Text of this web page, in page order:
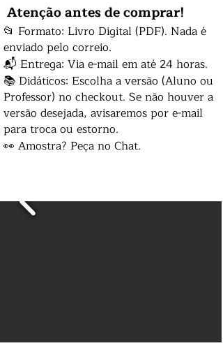
Atenção antes de comprar!
📂 Formato: Livro Digital (PDF). Nada é
enviado pelo correio.
📬 Entrega: Via e-mail em até 24 horas.
📚 Didáticos: Escolha a versão (Aluno ou
Professor) no checkout. Se não houver a
versão desejada, avisaremos por e-mail
para troca ou estorno.
👀 Amostra? Peça no Chat.